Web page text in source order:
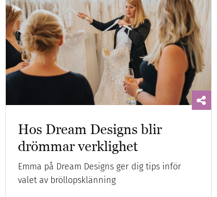
Hos Dream Designs blir
drömmar verklighet
Emma på Dream Designs ger dig tips inför
valet av bröllopsklänning